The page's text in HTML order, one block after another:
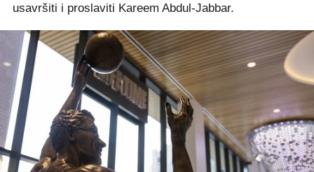
usavršiti i proslaviti Kareem Abdul-Jabbar.